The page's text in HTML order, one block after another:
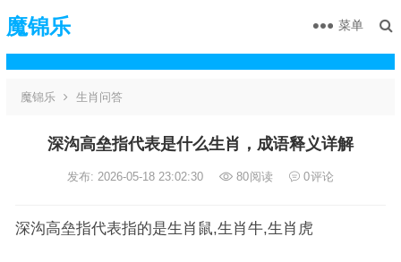
魔锦乐 菜单
魔锦乐 生肖问答
深沟高垒指代表是什么生肖，成语释义详解
发布: 2026-05-18 23:02:30 80阅读 0评论
深沟高垒指代表指的是生肖鼠,生肖牛,生肖虎